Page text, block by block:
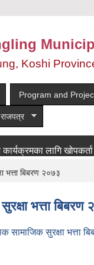
Koshi
Program and
राजपत्र
लागि खोपकर्ता
भत्ता बिबरण २०७३
भत्ता बिबरण
सामाजिक सुरक्षा भत्ता